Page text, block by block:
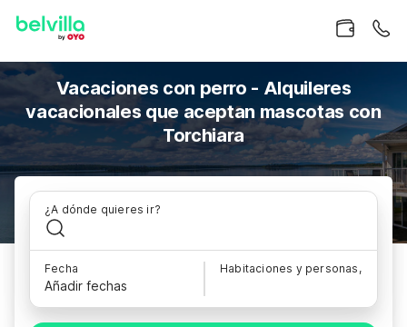
Vacaciones con perro - Alquileres
vacacionales que aceptan mascotas con
Torchiara
¿A dónde quieres ir?
Fecha
Añadir fechas
Habitaciones y personas,